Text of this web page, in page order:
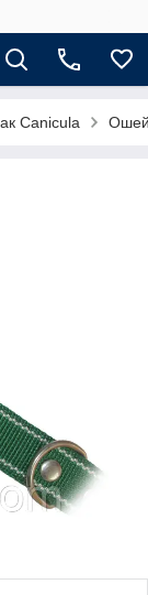
Canicula